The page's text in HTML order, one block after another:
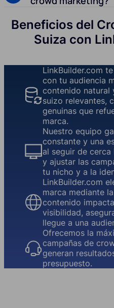
Beneficios del
Suiza con
LinkBuilder.com
con tu audiencia
contenido natural
suizo relevantes,
genuinas que
marca.
Nuestro equipo
constante y una
al seguir de
y ajustar las
tu nicho y a la
LinkBuilder.com
marca mediante
contenido
visibilidad,
llegue a una
Ofrecemos la
campañas de
generan
presupuesto.